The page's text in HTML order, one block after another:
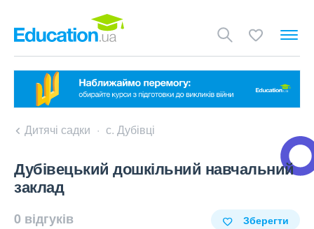
Дитячі садки с. Дубівці
Дубівецький дошкільний навчальний
заклад
0 відгуків Зберегти